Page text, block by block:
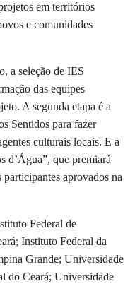
em territórios
e comunidades
a seleção de IES
das equipes
A segunda etapa é a
Sentidos para fazer
culturais locais. E a
d’Água”, que premiará
aprovados na
Federal de
Instituto Federal da
Grande; Universidade
do Ceará; Universidade